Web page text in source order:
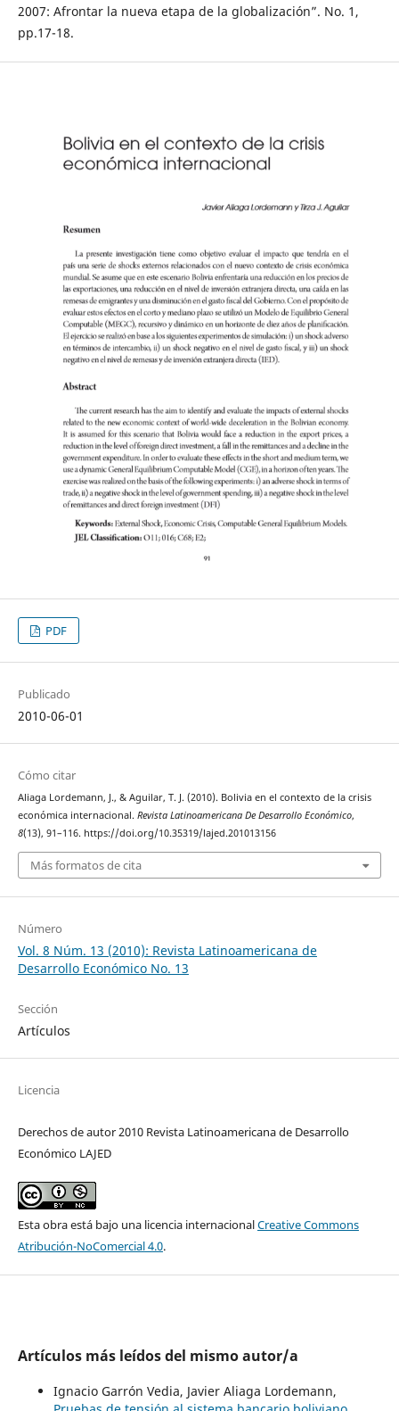
2007: Afrontar la nueva etapa de la globalización”. No. 1,
pp.17-18.
PDF
Publicado
2010-06-01
Cómo citar
Aliaga Lordemann, J., & Aguilar, T. J. (2010). Bolivia en el contexto de la crisis
económica internacional. Revista Latinoamericana De Desarrollo Económico,
8(13), 91–116. https://doi.org/10.35319/lajed.201013156
Más formatos de cita
Número
Vol. 8 Núm. 13 (2010): Revista Latinoamericana de
Desarrollo Económico No. 13
Sección
Artículos
Licencia
Derechos de autor 2010 Revista Latinoamericana de Desarrollo
Económico LAJED
Esta obra está bajo una licencia internacionalCreative Commons
Atribución-NoComercial 4.0.
Artículos más leídos del mismo autor/a
Ignacio Garrón Vedia, Javier Aliaga Lordemann,